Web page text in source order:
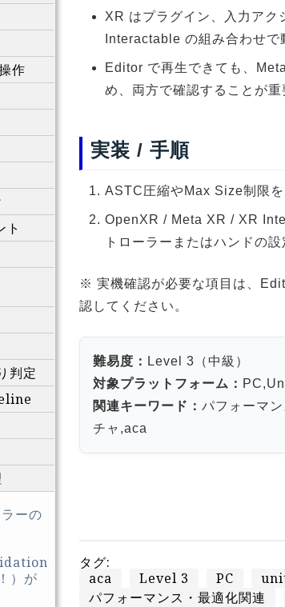
作
判定
ーの
）が
XR はプラグイン、入力ア
Interactable の組み合わせで
Editor で再生できても、
め、両方で確認することが重
実装 / 手順
ASTC圧縮やMax Size制限を
OpenXR / Meta XR / XR
トローラーまたはハンドの
※ 実機確認が必要な項目は、
認してください。
難易度： Level 3（中級）
対象プラットフォーム：
関連キーワード：パフォーマ
チャ,aca
タグ:
aca
Level 3 PC
パフォーマンス・最適化関連